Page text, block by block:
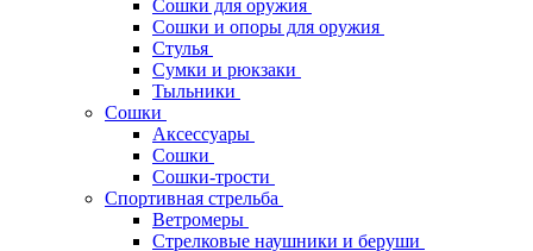
Сошки для оружия
Сошки и опоры для оружия
Стулья
Сумки и рюкзаки
Тыльники
Сошки
Аксессуары
Сошки
Сошки-трости
Спортивная стрельба
Ветромеры
Стрелковые наушники и беруши